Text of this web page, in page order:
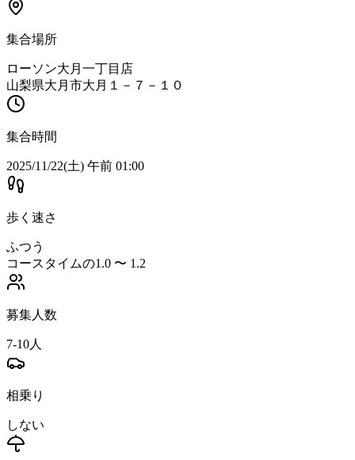
集合場所
ローソン大月一丁目店
山梨県大月市大月１－７－１０
集合時間
2025/11/22(土) 午前 01:00
歩く速さ
ふつう
コースタイムの1.0 〜 1.2
募集人数
7-10人
相乗り
しない